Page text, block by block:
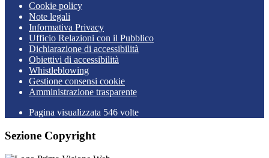
Cookie policy
Note legali
Informativa Privacy
Ufficio Relazioni con il Pubblico
Dichiarazione di accessibilità
Obiettivi di accessibilità
Whistleblowing
Gestione consensi cookie
Amministrazione trasparente
Pagina visualizzata 546 volte
Sezione Copyright